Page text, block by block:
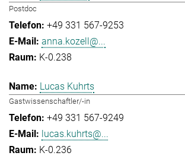
Postdoc
+49 331 567-9253
anna.kozell@...
K-0.238
Lucas Kuhrts
Gastwissenschaftler/-in
+49 331 567-9249
lucas.kuhrts@...
K-0.236